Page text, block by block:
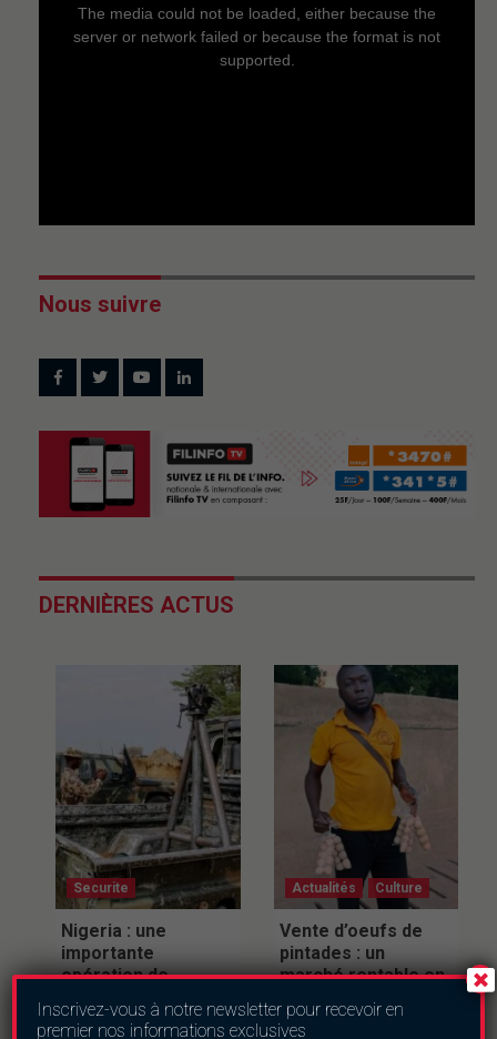
The media could not be loaded, either because the
server or network failed or because the format is not
supported.
Nous suivre
DERNIÈRES ACTUS
Securite
Nigeria : une
importante
opération de
sauvetage a permis
la libération de 308
Actualités Culture
Vente d’oeufs de
pintades : un
marché rentable en
saison des pluies
jeudi le 6 août 2026
Inscrivez-vous à notre newsletter pour recevoir en
premier nos informations exclusives